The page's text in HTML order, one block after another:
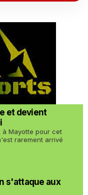
et devient
à Mayotte pour cet
rarement arrivé
s'attaque aux